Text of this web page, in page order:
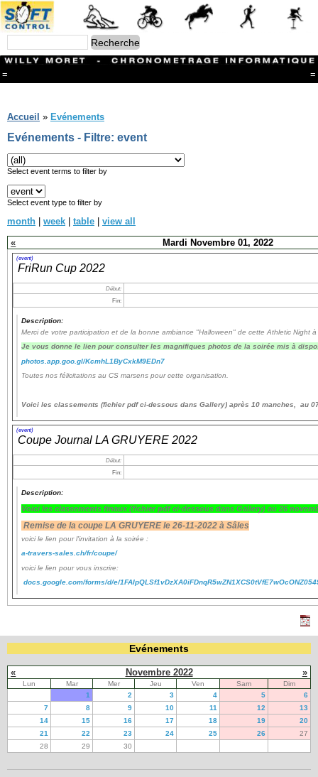
= =
Branches
CONTACT
Ski ALPIN
Triathlon
Ski Nordique
Courses à pieds
Athlétisme
Slalom In-Line
Caisse à savon
Coupe "Journal La Gruyère"
Hippisme
Marche
Archives
Navigation
recherche
site map
Ouverture de session
Créer un nouveau compte
Demander un nouveau mot de passe
Accueil » Evénements
Evénements - Filtre: event
Select event terms to filter by
Select event type to filter by
month | week | table | view all
«
Mardi Novembre 01, 2022
(event)
FriRun Cup 2022
Début:
Fin:
Description:
Merci de votre participation et de la bonne ambiance "Halloween" de cette Athletic Night à
Je vous donne le lien pour consulter les magnifiques photos de la soirée mis à
photos.app.goo.gl/KcmhL1ByCxkM9EDn7
Toutes nos félicitations au CS marsens pour cette organisation.
Voici les classements (fichier pdf ci-dessous dans Gallery) après 10 manches, au
(event)
Coupe Journal LA GRUYERE 2022
Début:
Fin:
Description:
Voici les classements finaux (fichier pdf ci-dessous dans Gallery) au 26
Remise de la coupe LA GRUYERE le 26-11-2022 à Sâles
voici le lien pour l'invitation à la soirée :
a-travers-sales.ch/fr/coupe/
voici le lien pour vous inscrire:
docs.google.com/forms/d/e/
Evénements
« Novembre 2022 »
Lun Mar Mer Jeu Ven Sam
Dim
1
2 3 4 5
6
7
8 9 10 11 12
13
14
15 16 17 18 19
20
21
22 23 24 25 26
27
28
29 30